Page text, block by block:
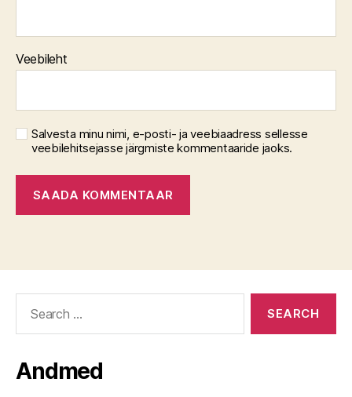
Veebileht
Salvesta minu nimi, e-posti- ja veebiaadress sellesse
veebilehitsejasse järgmiste kommentaaride jaoks.
Andmed